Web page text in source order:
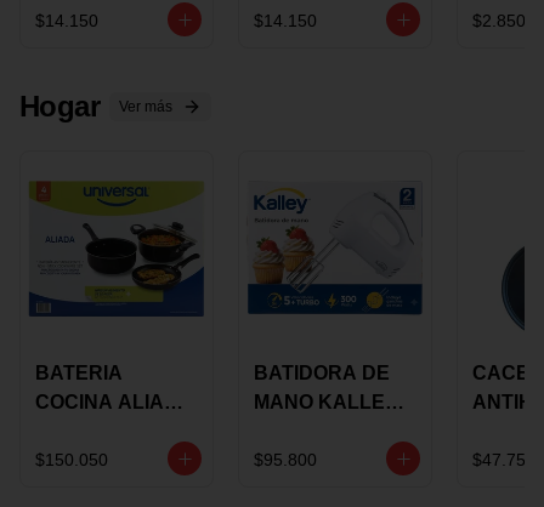
CHOCOLATE X
$14.150
GRS
$14.150
STACK 6G
$2.850
Hogar Ver más
BATERIA
COCINA ALIADA
PIEZAS
$150.050
BATIDORA DE
MANO KALLEY
VELOCIDADES
$95.800
TAPA
$47.750